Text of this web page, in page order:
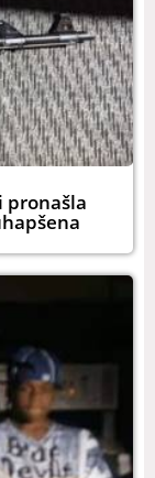
pronašla